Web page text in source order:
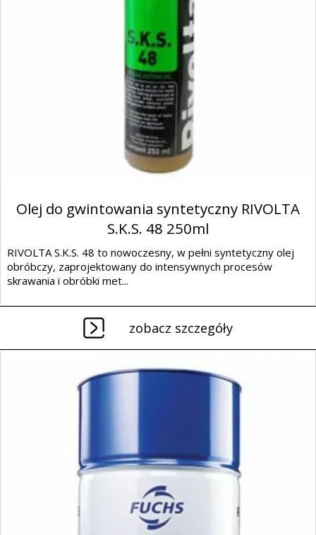
Olej do gwintowania syntetyczny RIVOLTA
S.K.S. 48 250ml
RIVOLTA S.K.S. 48 to nowoczesny, w pełni syntetyczny olej
obróbczy, zaprojektowany do intensywnych procesów
skrawania i obróbki met...
zobacz szczegóły